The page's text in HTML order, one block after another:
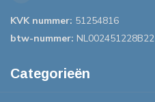
KVK nummer: 51254816
btw-nummer: NL002451228B22
Categorieën